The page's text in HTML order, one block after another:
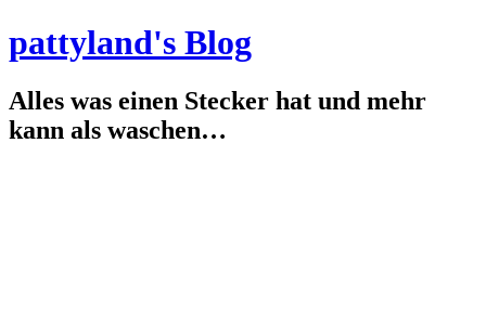
pattyland's Blog
Alles was einen Stecker hat und mehr
kann als waschen…